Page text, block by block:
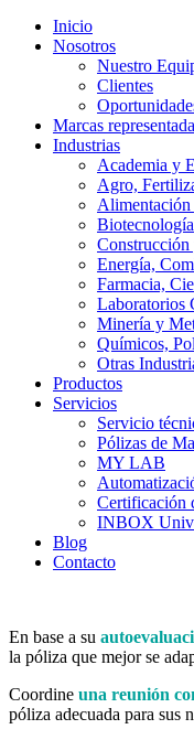
Inicio
Nosotros
Nuestro
Clientes
Marcas
Industrias
Academia y
Agro,
Biotecnología
Energía,
Farmacia,
Laboratorios
Minería y
Químicos,
Otras
Productos
Servicios
Servicio
Pólizas de
MY LAB
Certificación
INBOX
Blog
Contacto
En base a su
la póliza que mejor se
Coordine una reunión
póliza adecuada para sus